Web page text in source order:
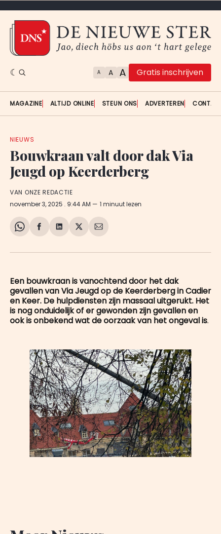
A A A Gratis inschrijven
MAGAZINE ALTIJD ONLINE STEUN ONS ADVERTEREN
NIEUWS
Bouwkraan valt door dak Via
Jeugd op Keerderberg
VAN ONZE REDACTIE
november 3, 2025 . 9:44 AM 1 minuut lezen
Share
WhatsApp
Delen
Facebook
Delen
LinkedIn
Share
X
Deel
E-
Een bouwkraan is vanochtend door het dak
gevallen van Via Jeugd op de Keerderberg in Cadier
en Keer. De hulpdiensten zijn massaal uitgerukt. Het
is nog onduidelijk of er gewonden zijn gevallen en
ook is onbekend wat de oorzaak van het ongeval is.